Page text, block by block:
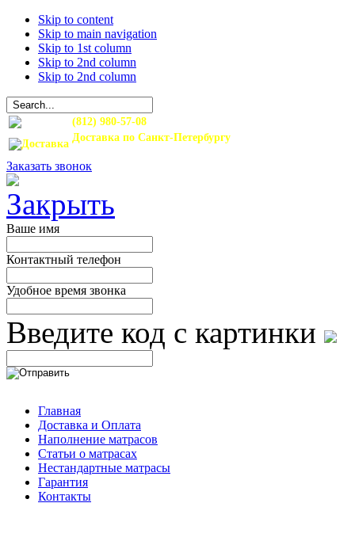
Skip to content
Skip to main navigation
Skip to 1st column
Skip to 2nd column
Skip to 2nd column
(812) 980-57-08
Доставка по Санкт-Петербургу
Заказать звонок
Ваше имя
Контактный телефон
Удобное время звонка
Введите код с картинки
Главная
Доставка и Оплата
Наполнение матрасов
Cтатьи о матрасах
Нестандартные матрасы
Гарантия
Контакты